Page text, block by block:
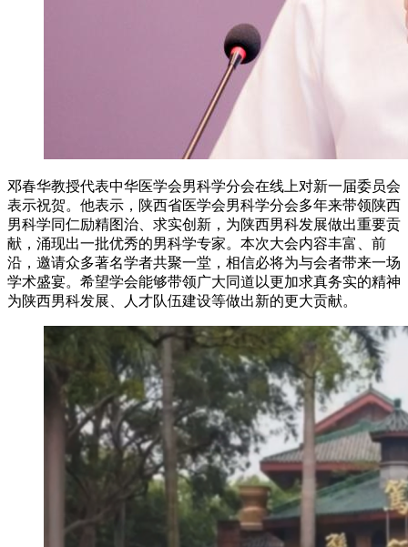
邓春华教授代表中华医学会男科学分会在线上对新一届委员会
表示祝贺。他表示，陕西省医学会男科学分会多年来带领陕西
男科学同仁励精图治、求实创新，为陕西男科发展做出重要贡
献，涌现出一批优秀的男科学专家。本次大会内容丰富、前
沿，邀请众多著名学者共聚一堂，相信必将为与会者带来一场
学术盛宴。希望学会能够带领广大同道以更加求真务实的精神
为陕西男科发展、人才队伍建设等做出新的更大贡献。